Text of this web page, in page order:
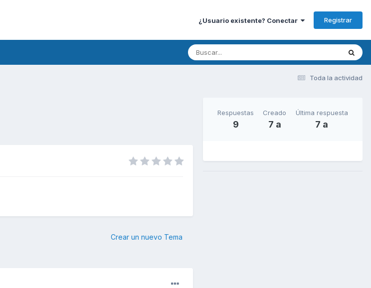
¿Usuario existente? Conectar Registrar
Toda la actividad
Crear un nuevo Tema
Respuestas
9
Creado
7 a
Última respuesta
7 a